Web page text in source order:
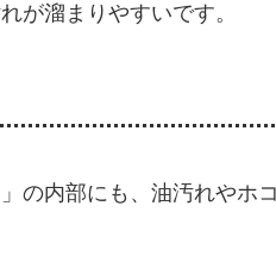
が溜まりやすいです。
の内部にも、油汚れやホ